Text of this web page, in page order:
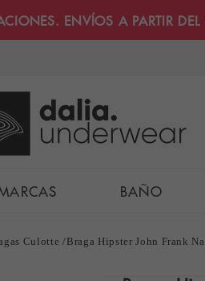
ENVÍOS A PARTIR
BAÑO
Culotte Braga Hipster John Frank